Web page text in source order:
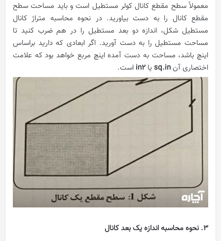
معمولاً سطح مقطع کانال کولر مستطیل است و باید مساحت سطح
مقطع کانال را به دست بیاورید. در نحوه محاسبه متراژ کانال
مستطیل شکل، اندازه دو بعد مستطیل را در هم ضرب کنید تا
مساحت مستطیل را به دست آورید. اگر ابعادی که دارید براساس
اینچ باشد، مساحت به دست آمده اینچ مربع خواهد بود که علامت
اختصاری آنsq.in یا in2 است.
3. نحوه محاسبه اندازه یک بعد
کانال